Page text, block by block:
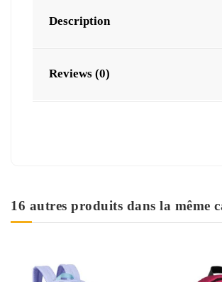
Description
Reviews (0)
16 autres produits dans la même